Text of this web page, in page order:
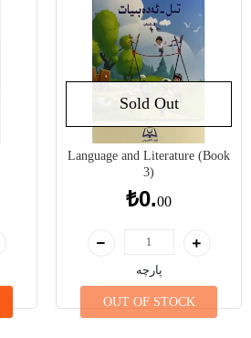
Sold Out
Language and Literature (Book
3)
₺0.00
پارچە
OUT OF STOCK